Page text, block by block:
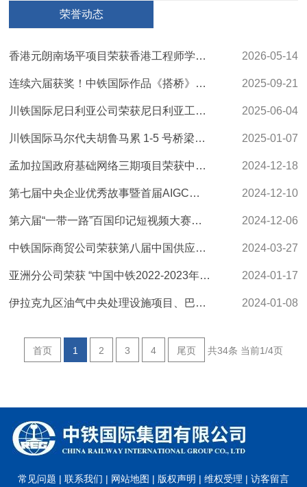
荣誉动态
香港元朗南场平项目荣获香港工程师学会“2026年安全设计卓越奖”金奖 2026-05-14
连续六届获奖！中铁国际作品《搭桥》荣获第七届“一带一路”百国印记短视频大赛奖 2025-09-21
川铁国际尼日利亚公司荣获尼日利亚工程师协会“卓越基础设施建设成就奖” 2025-06-04
川铁国际马尔代夫胡鲁马累 1-5 号桥梁项目荣获2024年度“中国中铁杯”优质工程 2025-01-07
孟加拉国政府基础网络三期项目荣获中国对外承包工程商会境外可持续基础设施专项荣誉 2024-12-18
第七届中央企业优秀故事暨首届AIGC创意传播作品揭晓 中铁国际《勇当中伊合作的开路先锋... 2024-12-10
第六届“一带一路”百国印记短视频大赛获奖作品揭晓《超人》等中国中铁四部作品获奖 2024-12-06
中铁国际商贸公司荣获第八届中国供应链金融行业标杆企业大奖“最具供应链金融成长价值... 2024-03-27
亚洲分公司荣获 “中国中铁2022-2023年度安全生产优秀集体” 2024-01-17
伊拉克九区油气中央处理设施项目、巴新莱城-纳札布高速公路升级改造项目荣获2023年度中... 2024-01-08
首页 1 2 3 4 尾页 共34条 当前1/4页
常见问题 | 联系我们 | 网站地图 | 版权声明 | 维权受理 | 访客留言